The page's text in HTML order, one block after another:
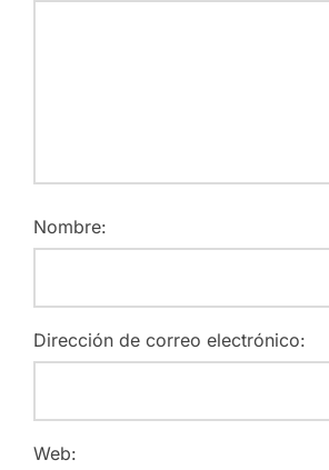
Nombre:
Dirección de correo electrónico:
Web: